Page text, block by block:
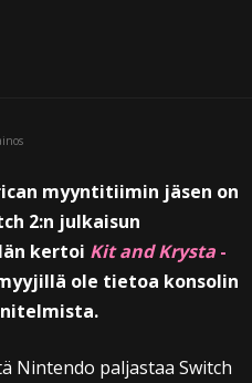
myyntitiimin jäsen on
2:n julkaisun
kertoi Kit and Krysta -
ole tietoa konsolin
Nintendo paljastaa Switch